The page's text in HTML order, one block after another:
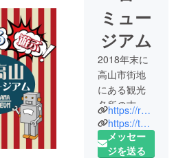
ミュー
ジアム
2018年末に
高山市街地
にある観光
名所の古い
街並みや中
橋から徒歩1
分にオープ
https://retromuseum.jp/
https://twitter.com/retro_museum
メッセー
ジを送る